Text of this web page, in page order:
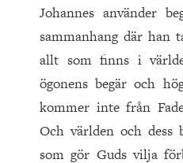
Johannes använder
sammanhang där han
allt som finns i
ögonens begär och
kommer inte från
Och världen och dess
som gör Guds vilja